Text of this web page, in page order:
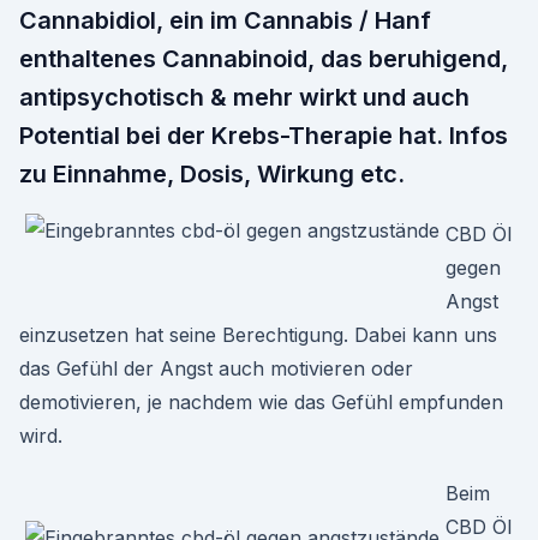
Cannabidiol, ein im Cannabis / Hanf
enthaltenes Cannabinoid, das beruhigend,
antipsychotisch & mehr wirkt und auch
Potential bei der Krebs-Therapie hat. Infos
zu Einnahme, Dosis, Wirkung etc.
CBD Öl
gegen
Angst
einzusetzen hat seine Berechtigung. Dabei kann uns
das Gefühl der Angst auch motivieren oder
demotivieren, je nachdem wie das Gefühl empfunden
wird.
Beim
CBD Öl